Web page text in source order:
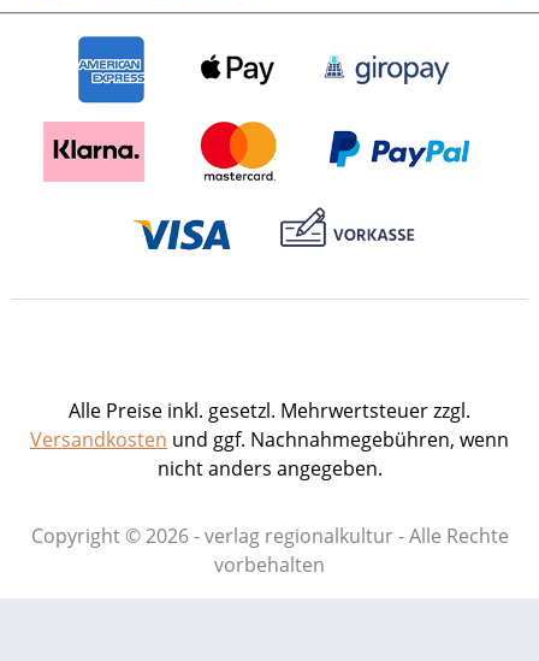
Alle Preise inkl. gesetzl. Mehrwertsteuer zzgl.
Versandkosten und ggf. Nachnahmegebühren, wenn
nicht anders angegeben.
Copyright © 2026 - verlag regionalkultur - Alle Rechte
vorbehalten